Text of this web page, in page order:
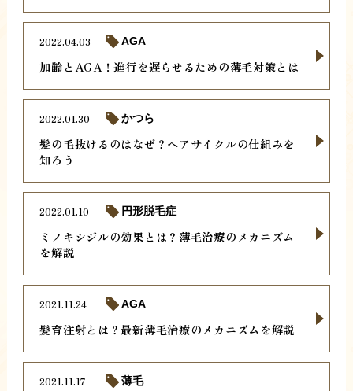
加齢とAGA！進行を遅らせるための薄毛対策とは
2022.04.03 AGA
髪の毛抜けるのはなぜ？ヘアサイクルの仕組みを
知ろう
2022.01.30 かつら
ミノキシジルの効果とは？薄毛治療のメカニズム
を解説
2022.01.10 円形脱毛症
髪育注射とは？最新薄毛治療のメカニズムを解説
2021.11.24 AGA
2021.11.17 薄毛